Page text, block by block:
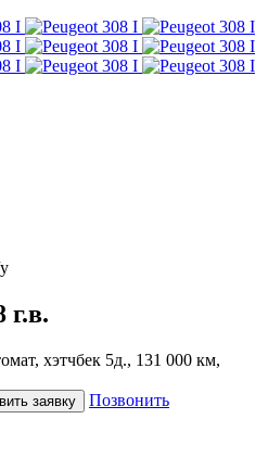
г.в.
хэтчбек 5д., 131 000 км,
заявку
Позвонить